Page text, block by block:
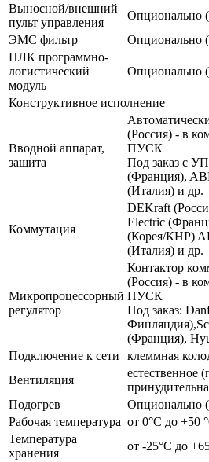
Выносной/внешний
пульт управления
Опционально
ЭМС фильтр
Опционально
ПЛК программно-
логистический
модуль
Опционально
Конструктивное исполнение
Вводной аппарат,
защита
(Россия) - в
ПУСК
Под заказ с
(Франция),
(Италия) и др.
Коммутация
DEKraft
Electric
(Корея/КНР)
(Италия) и др.
Микропроцессорный
регулятор
Контактор
(Россия) - в
ПУСК
Под заказ:
(Франция),
Подключение к сети
клеммная
Вентиляция
естественное
Подогрев
Опционально
Рабочая температура от 0°C до +50
Температура
хранения
от -25°C до